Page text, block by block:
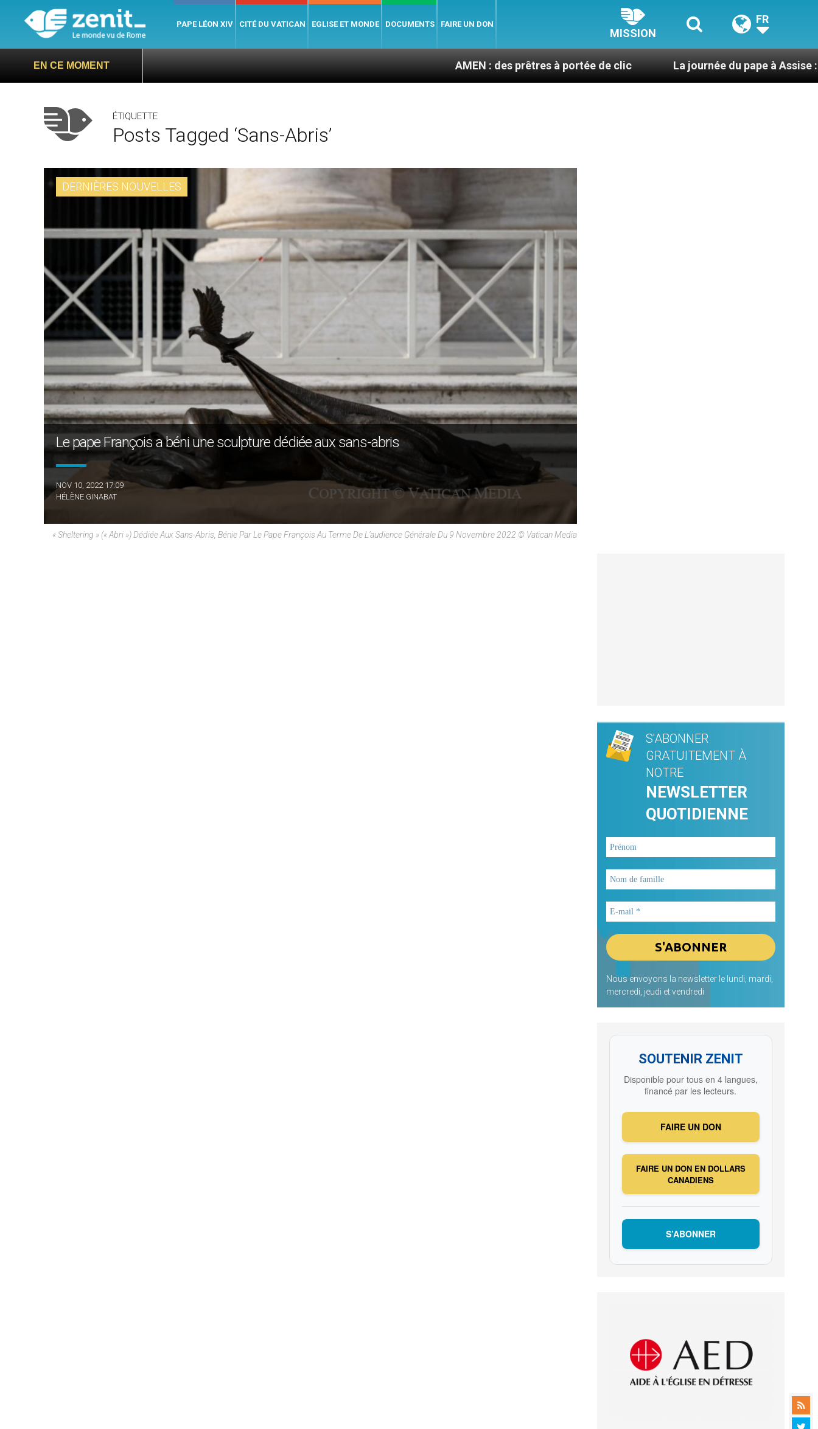
PAPE LÉON XIV CITÉ DU VATICAN EGLISE ET MONDE DOCUMENTS FAIRE UN DON
MISSION
FR
EN CE MOMENT AMEN : des prêtres à portée de clic La journée du pape à Assise : « Allons-y !
ÉTIQUETTE
Posts Tagged ‘sans-Abris’
DERNIÈRES NOUVELLES
Le pape François a béni une sculpture dédiée aux sans-abris
NOV 10, 2022 17:09
HÉLÈNE GINABAT
« Sheltering » (« Abri ») Dédiée Aux Sans-Abris, Bénie Par Le Pape François Au Terme De L’audience Générale Du 9 Novembre 2022 © Vatican Media
S'ABONNER
GRATUITEMENT À
NOTRE
NEWSLETTER
QUOTIDIENNE
Nous envoyons la newsletter le lundi, mardi,
mercredi, jeudi et vendredi
SOUTENIR ZENIT
Disponible pour tous en 4 langues,
financé par les lecteurs.
FAIRE UN DON
FAIRE UN DON EN DOLLARS
CANADIENS
S’ABONNER